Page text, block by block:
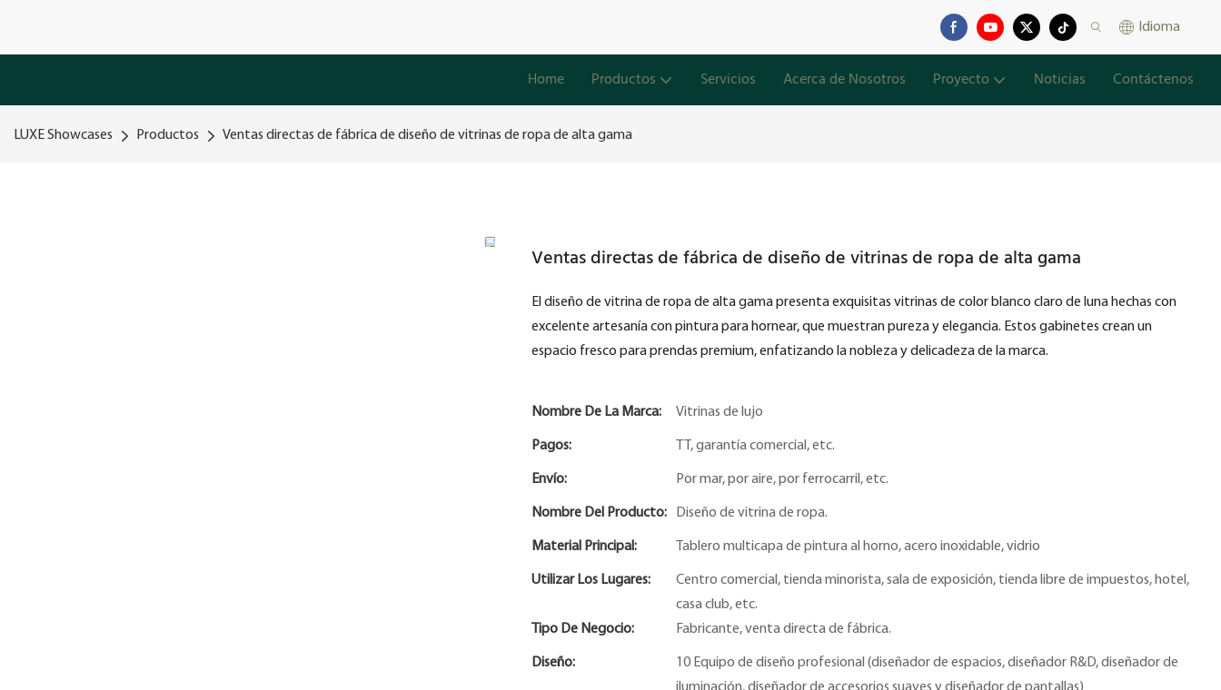
Idioma
Home Productos Servicios Acerca de Nosotros Proyecto Noticias Contáctenos
LUXE Showcases Productos Ventas directas de fábrica de diseño de vitrinas de ropa de alta gama
Ventas directas de fábrica de diseño de vitrinas de ropa de alta gama
El diseño de vitrina de ropa de alta gama presenta exquisitas vitrinas de color blanco claro de luna hechas con
excelente artesanía con pintura para hornear, que muestran pureza y elegancia. Estos gabinetes crean un
espacio fresco para prendas premium, enfatizando la nobleza y delicadeza de la marca.
Nombre De La Marca: Vitrinas de lujo
Pagos: TT, garantía comercial, etc.
Envío: Por mar, por aire, por ferrocarril, etc.
Nombre Del Producto: Diseño de vitrina de ropa.
Material Principal: Tablero multicapa de pintura al horno, acero inoxidable, vidrio
Utilizar Los Lugares:
Centro comercial, tienda minorista, sala de exposición, tienda libre de impuestos, hotel,
casa club, etc.
Tipo De Negocio:
Fabricante, venta directa de fábrica.
Diseño:
10 Equipo de diseño profesional (diseñador de espacios, diseñador R&D, diseñador de
iluminación, diseñador de accesorios suaves y diseñador de pantallas)